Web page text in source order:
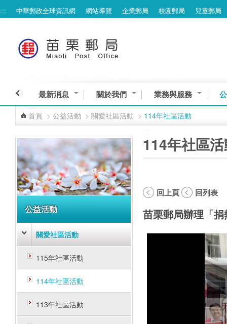
跳到主要內容區塊
::: 中華郵政全球資訊網 網站導覽 企業郵局 校園郵局 兒童郵局
最新消息 關於我們 業務與服務
首頁 > 公益活動 > 關愛社區活動 > 114年社區活動
公益活動
關愛社區活動
115年社區活動
114年社區活動
113年社區活動
114年社區
回上頁 回列表
苗栗郵局辦理「